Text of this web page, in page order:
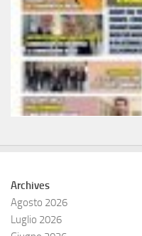
Archives
Agosto 2026
Luglio 2026